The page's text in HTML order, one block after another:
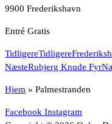
9900 Frederikshavn
Entré Gratis
TidligereTidligere
NæsteRubjerg Knude Fyr
Hjem » Palmestranden
Facebook Instagram